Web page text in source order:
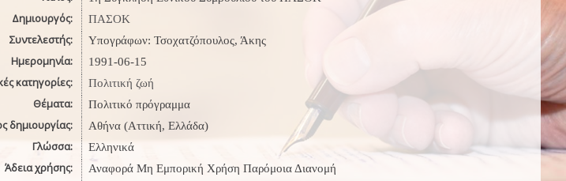
Δημιουργός: ΠΑΣΟΚ
Συντελεστής: Υπογράφων: Τσοχατζόπουλος, Άκης
Ημερομηνία: 1991-06-15
κατηγορίες: Πολιτική ζωή
Θέματα: Πολιτικό πρόγραμμα
δημιουργίας: Αθήνα (Αττική, Ελλάδα)
Γλώσσα: Ελληνικά
Άδεια χρήσης: Αναφορά Μη Εμπορική Χρήση Παρόμοια Διανομή